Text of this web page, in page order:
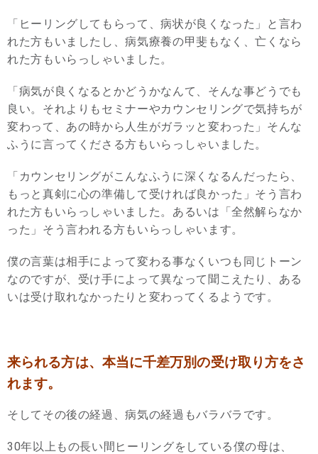
「ヒーリングしてもらって、病状が良くなった」と言わ
れた方もいましたし、病気療養の甲斐もなく、亡くなら
れた方もいらっしゃいました。
「病気が良くなるとかどうかなんて、そんな事どうでも
良い。それよりもセミナーやカウンセリングで気持ちが
変わって、あの時から人生がガラッと変わった」そんな
ふうに言ってくださる方もいらっしゃいました。
「カウンセリングがこんなふうに深くなるんだったら、
もっと真剣に心の準備して受ければ良かった」そう言わ
れた方もいらっしゃいました。あるいは「全然解らなか
った」そう言われる方もいらっしゃいます。
僕の言葉は相手によって変わる事なくいつも同じトーン
なのですが、受け手によって異なって聞こえたり、ある
いは受け取れなかったりと変わってくるようです。
来られる方は、本当に千差万別の受け取り方をさ
れます。
そしてその後の経過、病気の経過もバラバラです。
30年以上もの長い間ヒーリングをしている僕の母は、